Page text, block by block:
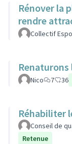
Rénover la
rendre
Collectif
Renaturons
Nico 7 36
Réhabiliter
Conseil de
Retenue